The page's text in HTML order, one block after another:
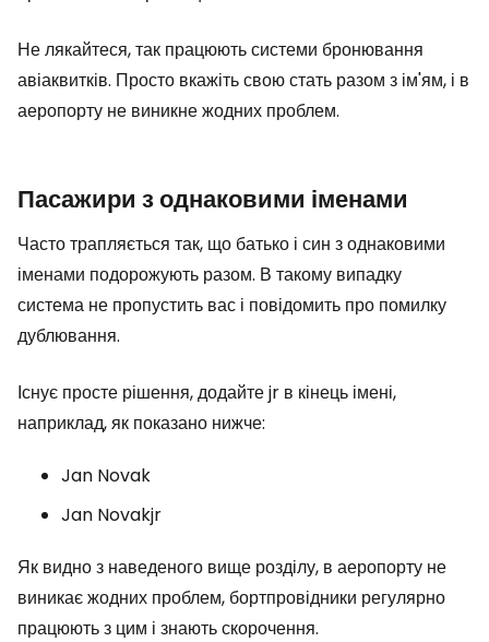
Не лякайтеся, так працюють системи бронювання
авіаквитків. Просто вкажіть свою стать разом з ім'ям, і в
аеропорту не виникне жодних проблем.
Пасажири з однаковими іменами
Часто трапляється так, що батько і син з однаковими
іменами подорожують разом. В такому випадку
система не пропустить вас і повідомить про помилку
дублювання.
Існує просте рішення, додайте jr в кінець імені,
наприклад, як показано нижче:
Jan Novak
Jan Novakjr
Як видно з наведеного вище розділу, в аеропорту не
виникає жодних проблем, бортпровідники регулярно
працюють з цим і знають скорочення.